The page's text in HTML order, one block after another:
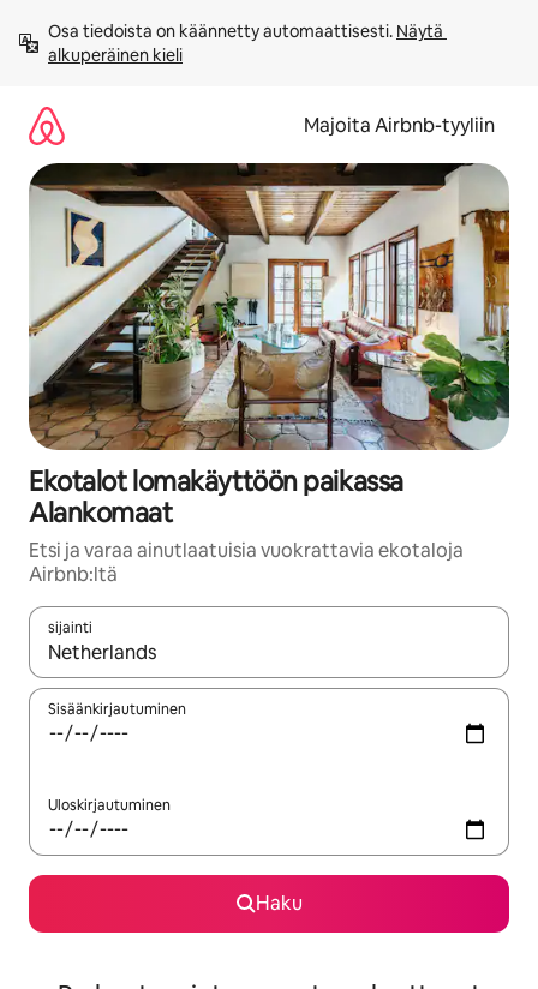
sisältö
väliin
Osa tiedoista on käännetty automaattisesti. Näytä
alkuperäinen kieli
Majoita Airbnb-tyyliin
Ekotalot lomakäyttöön paikassa
Alankomaat
Etsi ja varaa ainutlaatuisia vuokrattavia ekotaloja
Airbnb:ltä
sijainti
Kun tulokset ovat saatavilla, navigoi ylös- ja alas-
Sisäänkirjautuminen
Uloskirjautuminen
Haku